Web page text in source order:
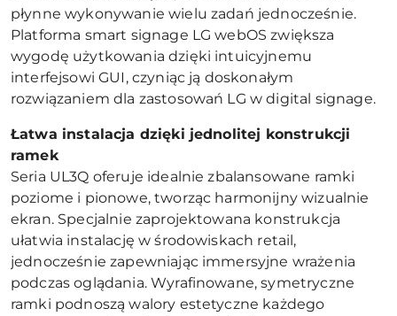
płynne wykonywanie wielu zadań jednocześnie.
Platforma smart signage LG webOS zwiększa
wygodę użytkowania dzięki intuicyjnemu
interfejsowi GUI, czyniąc ją doskonałym
rozwiązaniem dla zastosowań LG w digital signage.
Łatwa instalacja dzięki jednolitej konstrukcji
ramek
Seria UL3Q oferuje idealnie zbalansowane ramki
poziome i pionowe, tworząc harmonijny wizualnie
ekran. Specjalnie zaprojektowana konstrukcja
ułatwia instalację w środowiskach retail,
jednocześnie zapewniając immersyjne wrażenia
podczas oglądania. Wyrafinowane, symetryczne
ramki podnoszą walory estetyczne każdego